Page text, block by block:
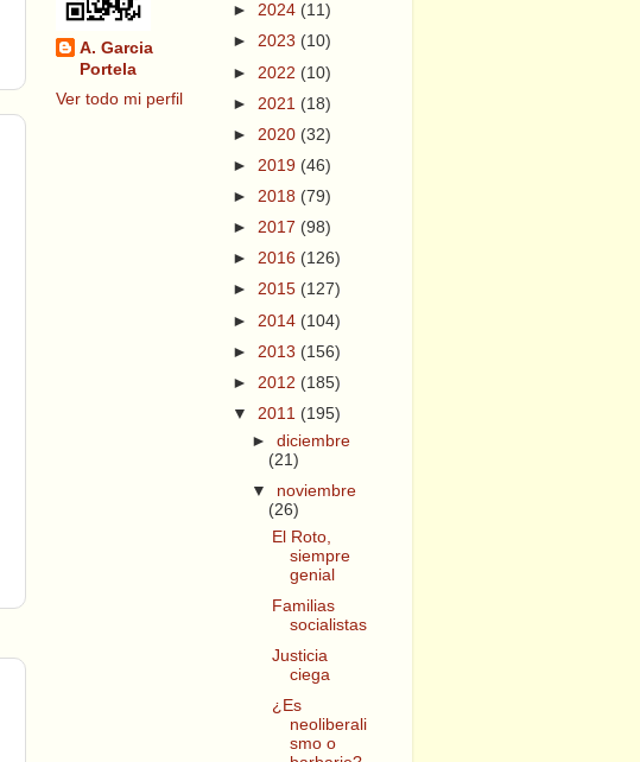
A. Garcia
Portela
Ver todo mi perfil
► 2024 (11)
► 2023 (10)
► 2022 (10)
► 2021 (18)
► 2020 (32)
► 2019 (46)
► 2018 (79)
► 2017 (98)
► 2016 (126)
► 2015 (127)
► 2014 (104)
► 2013 (156)
► 2012 (185)
▼ 2011 (195)
►diciembre
(21)
▼ noviembre
(26)
El Roto,
siempre
genial
Familias
socialistas
Justicia
ciega
¿Es
neoliberali
smo o